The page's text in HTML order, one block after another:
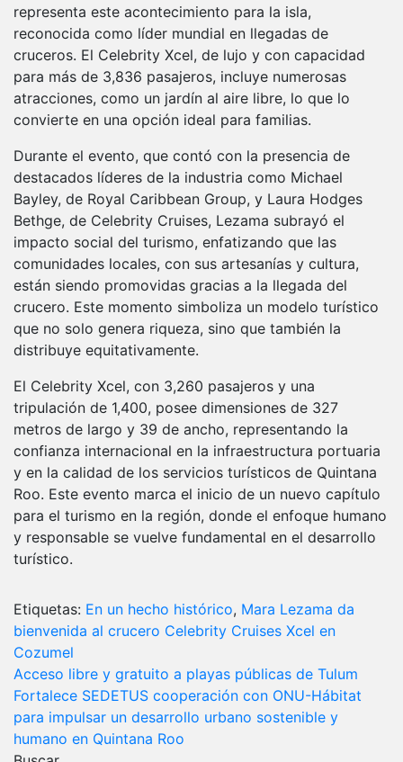
representa este acontecimiento para la isla,
reconocida como líder mundial en llegadas de
cruceros. El Celebrity Xcel, de lujo y con capacidad
para más de 3,836 pasajeros, incluye numerosas
atracciones, como un jardín al aire libre, lo que lo
convierte en una opción ideal para familias.
Durante el evento, que contó con la presencia de
destacados líderes de la industria como Michael
Bayley, de Royal Caribbean Group, y Laura Hodges
Bethge, de Celebrity Cruises, Lezama subrayó el
impacto social del turismo, enfatizando que las
comunidades locales, con sus artesanías y cultura,
están siendo promovidas gracias a la llegada del
crucero. Este momento simboliza un modelo turístico
que no solo genera riqueza, sino que también la
distribuye equitativamente.
El Celebrity Xcel, con 3,260 pasajeros y una
tripulación de 1,400, posee dimensiones de 327
metros de largo y 39 de ancho, representando la
confianza internacional en la infraestructura portuaria
y en la calidad de los servicios turísticos de Quintana
Roo. Este evento marca el inicio de un nuevo capítulo
para el turismo en la región, donde el enfoque humano
y responsable se vuelve fundamental en el desarrollo
turístico.
Etiquetas: En un hecho histórico, Mara Lezama da
bienvenida al crucero Celebrity Cruises Xcel en
Cozumel
Navegación
de
entradas
Acceso libre y gratuito a playas públicas de Tulum
Fortalece SEDETUS cooperación con ONU-Hábitat
para impulsar un desarrollo urbano sostenible y
humano en Quintana Roo